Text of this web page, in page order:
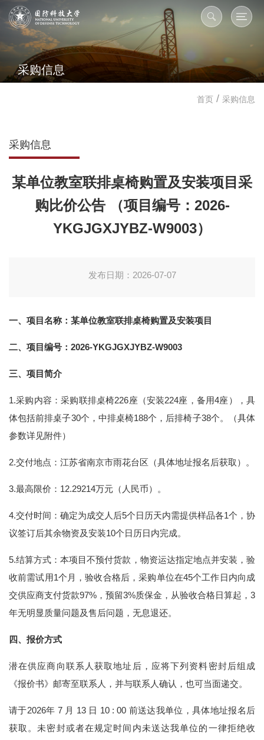
采购信息
首页 / 采购信息
采购信息
某单位教室联排桌椅购置及安装项目采
购比价公告 （项目编号：2026-
YKGJGXJYBZ-W9003）
发布日期：2026-07-07
一、项目名称： 某单位教室联排桌椅购置及安装项目
二、项目编号： 2026-YKGJGXJYBZ-W9003
三、项目简介
1.采购内容：采购联排桌椅226座（安装224座，备用4座），具
体包括前排桌子30个，中排桌椅188个，后排椅子38个。（具体
参数详见附件）
2.交付地点：江苏省南京市雨花台区（具体地址报名后获取）。
3.最高限价：12.29214万元（人民币）。
4.交付时间：确定为成交人后5个日历天内需提供样品各1个，协
议签订后其余物资及安装10个日历日内完成。
5.结算方式：本项目不预付货款，物资运达指定地点并安装，验
收前需试用1个月，验收合格后，采购单位在45个工作日内向成
交供应商支付货款97%，预留3%质保金，从验收合格日算起，3
年无明显质量问题及售后问题，无息退还。
四、报价方式
潜在供应商向联系人获取地址后，应将下列资料密封后组成
《报价书》邮寄至联系人，并与联系人确认，也可当面递交。
请于2026年 7 月 13 日 10 : 00 前送达我单位，具体地址报名后
获取。未密封或者在规定时间内未送达我单位的一律拒绝收